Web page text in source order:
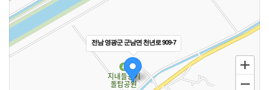
전남 영광군 군남면 천년로 909-7